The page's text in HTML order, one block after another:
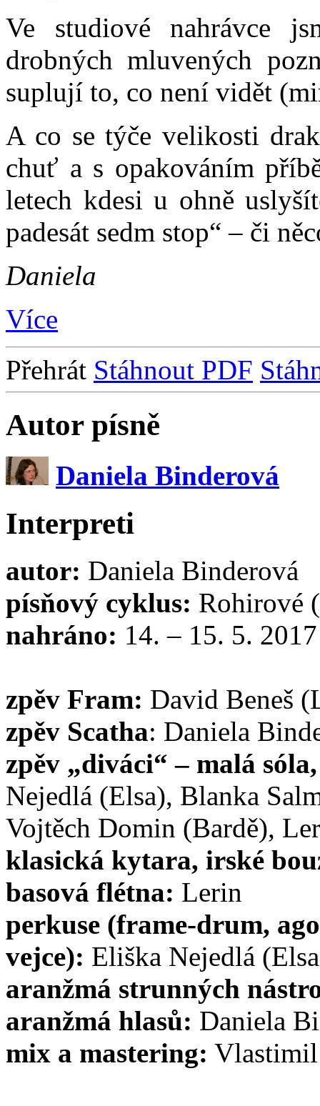
Ve studiové nahrávce
drobných mluvených
suplují to, co není vidět
A co se týče velikosti
chuť a s opakováním
letech kdesi u ohně
padesát sedm stop“ – či
Daniela
Více
Přehrát Stáhnout PDF
Autor písně
Daniela Binderová
Interpreti
autor: Daniela Binderová
písňový cyklus: Rohirové
nahráno: 14. – 15. 5.
zpěv Fram: David Beneš
zpěv Scatha: Daniela
zpěv „diváci“ – malá
Nejedlá (Elsa), Blanka
Vojtěch Domin (Bardě),
klasická kytara, irské
basová flétna: Lerin
perkuse (frame-drum,
vejce): Eliška Nejedlá
aranžmá strunných
aranžmá hlasů: Daniela
mix a mastering: